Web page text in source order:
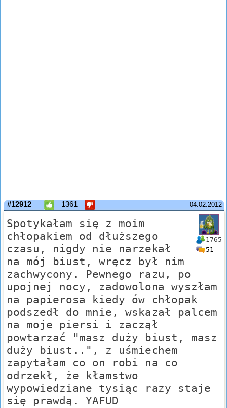
04.02.2012
#12912 1361
1765
51
Spotykałam się z moim
chłopakiem od dłuższego
czasu, nigdy nie narzekał
na mój biust, wręcz był nim
zachwycony. Pewnego razu, po
upojnej nocy, zadowolona wyszłam
na papierosa kiedy ów chłopak
podszedł do mnie, wskazał palcem
na moje piersi i zaczął
powtarzać "masz duży biust, masz
duży biust..", z uśmiechem
zapytałam co on robi na co
odrzekł, że kłamstwo
wypowiedziane tysiąc razy staje
się prawdą. YAFUD